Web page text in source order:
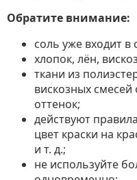
Обратите внимание:
соль уже входит в
хлопок, лён,
ткани из
вискозных смесей
оттенок;
действуют
цвет краски на
и т. д.;
не используйте